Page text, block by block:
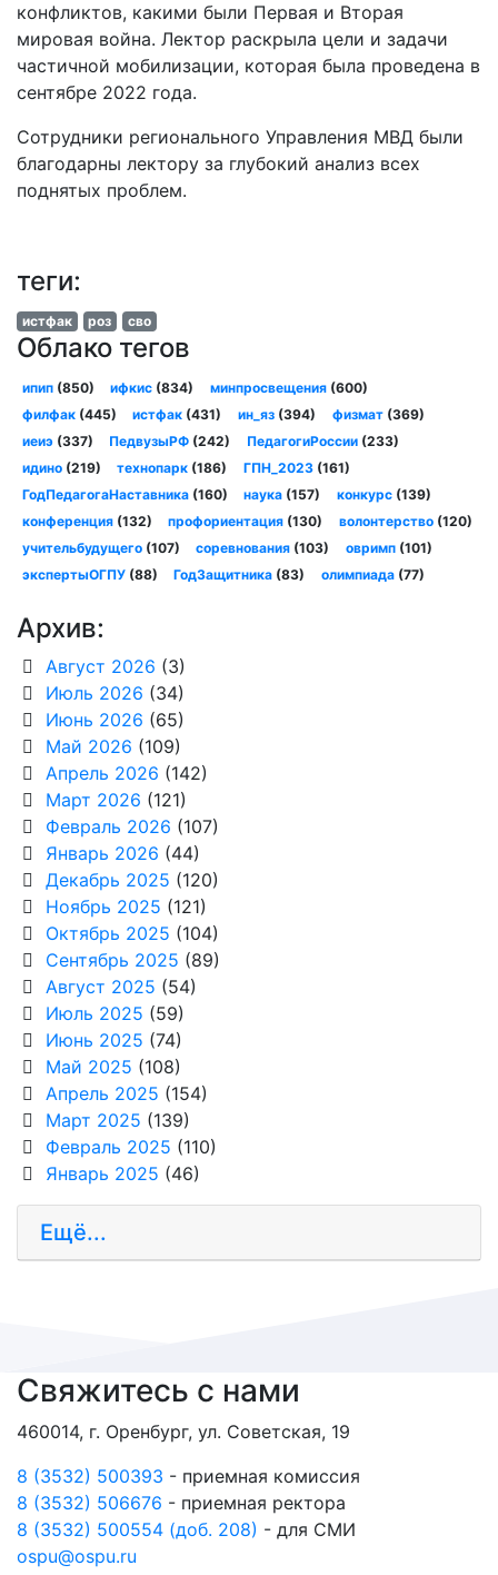
конфликтов, какими были Первая и Вторая
мировая война. Лектор раскрыла цели и задачи
частичной мобилизации, которая была проведена в
сентябре 2022 года.
Сотрудники регионального Управления МВД были
благодарны лектору за глубокий анализ всех
поднятых проблем.
теги:
истфак роз сво
Облако тегов
ипип(850) ифкис (834) минпросвещения(600)
филфак(445) истфак (431) ин_яз(394) физмат(369)
иеиэ(337) ПедвузыРФ (242) ПедагогиРоссии(233)
идино(219) технопарк (186) ГПН_2023(161)
ГодПедагогаНаставника(160) наука (157) конкурс(139)
конференция(132) профориентация (130) волонтерство(120)
учительбудущего(107) соревнования (103) овримп(101)
экспертыОГПУ(88) ГодЗащитника (83) олимпиада(77)
Архив:
Август 2026 (3)
Июль 2026 (34)
Июнь 2026 (65)
Май 2026 (109)
Апрель 2026 (142)
Март 2026 (121)
Февраль 2026 (107)
Январь 2026 (44)
Декабрь 2025 (120)
Ноябрь 2025 (121)
Октябрь 2025 (104)
Сентябрь 2025 (89)
Август 2025 (54)
Июль 2025 (59)
Июнь 2025 (74)
Май 2025 (108)
Апрель 2025 (154)
Март 2025 (139)
Февраль 2025 (110)
Январь 2025 (46)
Ещё...
Свяжитесь с нами
460014, г. Оренбург, ул. Советская, 19
8 (3532) 500393 - приемная комиссия
8 (3532) 506676 - приемная ректора
8 (3532) 500554 (доб. 208) - для СМИ
ospu@ospu.ru